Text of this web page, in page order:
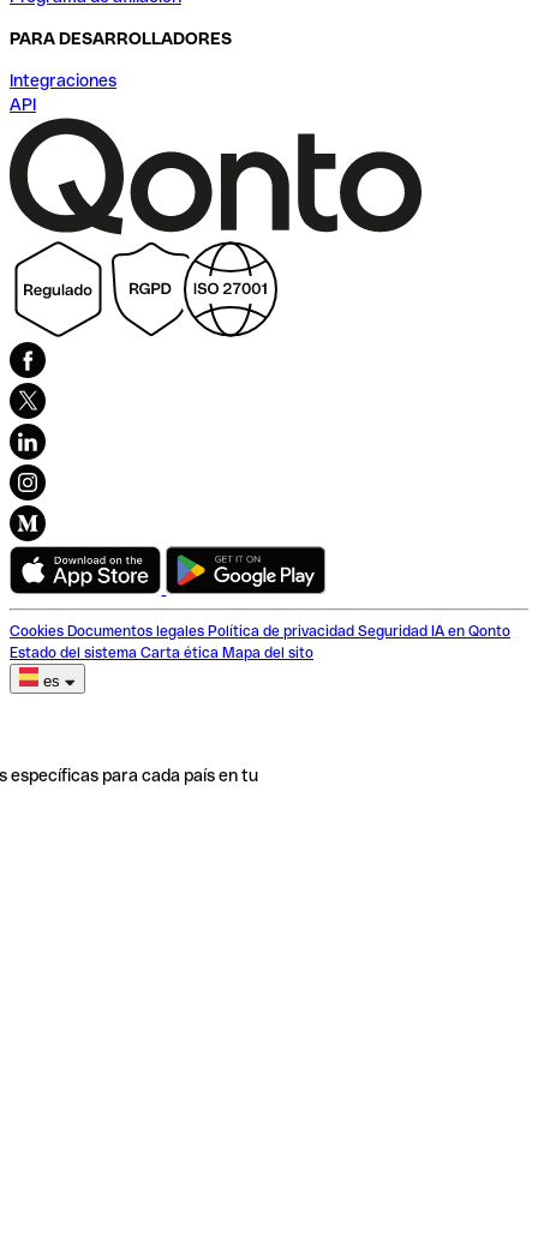
PARA DESARROLLADORES
Integraciones
API
Cookies Documentos legales Política de privacidad Seguridad IA en Qonto
Estado del sistema Carta ética Mapa del sito
es
específicas para cada país en tu